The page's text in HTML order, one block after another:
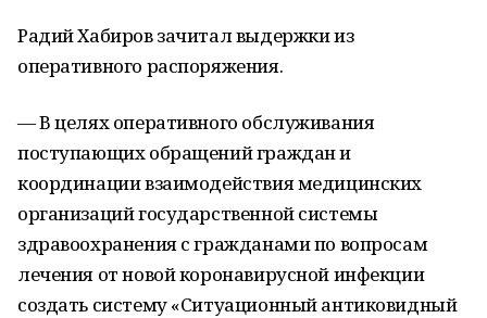
Радий Хабиров зачитал выдержки из
оперативного распоряжения.
— В целях оперативного обслуживания
поступающих обращений граждан и
координации взаимодействия медицинских
организаций государственной системы
здравоохранения с гражданами по вопросам
лечения от новой коронавирусной инфекции
создать систему «Ситуационный антиковидный